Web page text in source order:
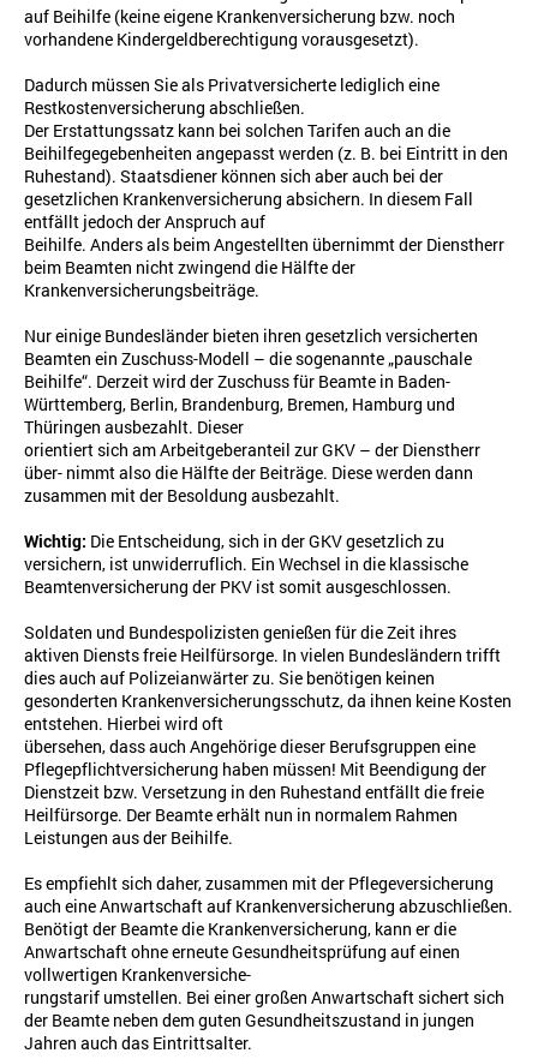
auf Beihilfe (keine eigene Krankenversicherung bzw. noch
vorhandene Kindergeldberechtigung vorausgesetzt).
Dadurch müssen Sie als Privatversicherte lediglich eine
Restkostenversicherung abschließen.
Der Erstattungssatz kann bei solchen Tarifen auch an die
Beihilfegegebenheiten angepasst werden (z. B. bei Eintritt in den
Ruhestand). Staatsdiener können sich aber auch bei der
gesetzlichen Krankenversicherung absichern. In diesem Fall
entfällt jedoch der Anspruch auf
Beihilfe. Anders als beim Angestellten übernimmt der Dienstherr
beim Beamten nicht zwingend die Hälfte der
Krankenversicherungsbeiträge.
Nur einige Bundesländer bieten ihren gesetzlich versicherten
Beamten ein Zuschuss-Modell – die sogenannte „pauschale
Beihilfe“. Derzeit wird der Zuschuss für Beamte in Baden-
Württemberg, Berlin, Brandenburg, Bremen, Hamburg und
Thüringen ausbezahlt. Dieser
orientiert sich am Arbeitgeberanteil zur GKV – der Dienstherr
über- nimmt also die Hälfte der Beiträge. Diese werden dann
zusammen mit der Besoldung ausbezahlt.
Wichtig: Die Entscheidung, sich in der GKV gesetzlich zu
versichern, ist unwiderruflich. Ein Wechsel in die klassische
Beamtenversicherung der PKV ist somit ausgeschlossen.
Soldaten und Bundespolizisten genießen für die Zeit ihres
aktiven Diensts freie Heilfürsorge. In vielen Bundesländern trifft
dies auch auf Polizeianwärter zu. Sie benötigen keinen
gesonderten Krankenversicherungsschutz, da ihnen keine Kosten
entstehen. Hierbei wird oft
übersehen, dass auch Angehörige dieser Berufsgruppen eine
Pflegepflichtversicherung haben müssen! Mit Beendigung der
Dienstzeit bzw. Versetzung in den Ruhestand entfällt die freie
Heilfürsorge. Der Beamte erhält nun in normalem Rahmen
Leistungen aus der Beihilfe.
Es empfiehlt sich daher, zusammen mit der Pflegeversicherung
auch eine Anwartschaft auf Krankenversicherung abzuschließen.
Benötigt der Beamte die Krankenversicherung, kann er die
Anwartschaft ohne erneute Gesundheitsprüfung auf einen
vollwertigen Krankenversiche-
rungstarif umstellen. Bei einer großen Anwartschaft sichert sich
der Beamte neben dem guten Gesundheitszustand in jungen
Jahren auch das Eintrittsalter.